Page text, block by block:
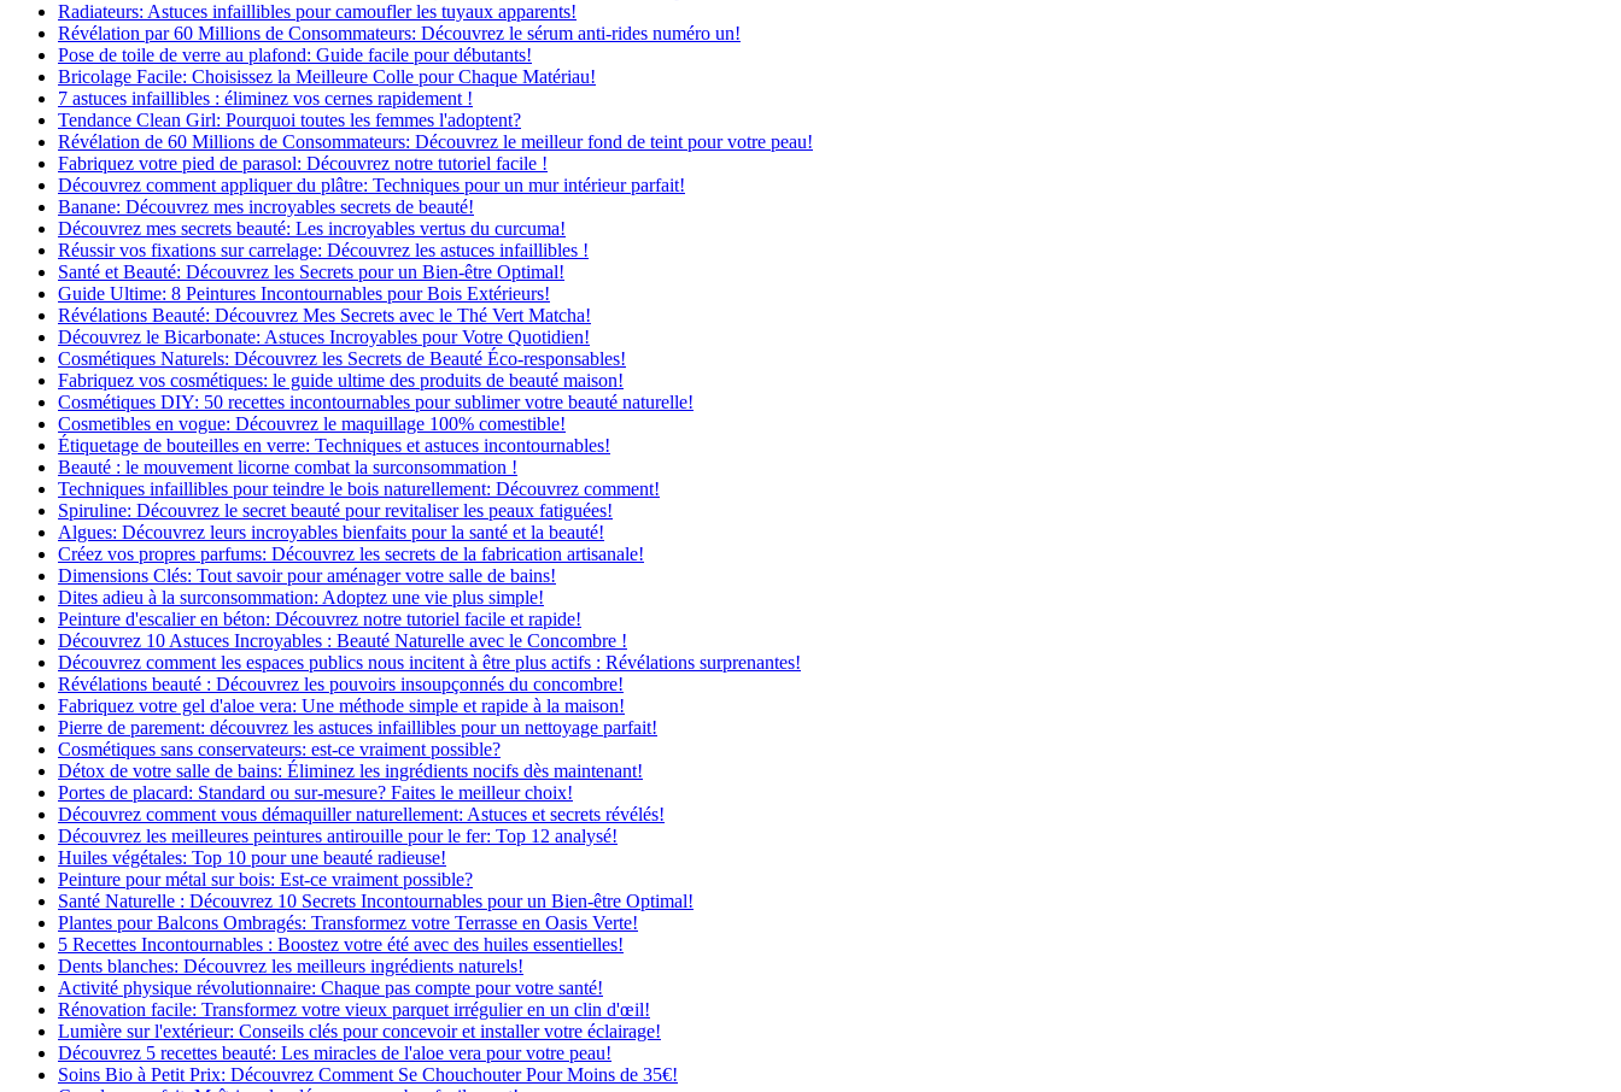
Radiateurs: Astuces infaillibles pour camoufler les tuyaux apparents!
Révélation par 60 Millions de Consommateurs: Découvrez le sérum anti-rides numéro un!
Pose de toile de verre au plafond: Guide facile pour débutants!
Bricolage Facile: Choisissez la Meilleure Colle pour Chaque Matériau!
7 astuces infaillibles : éliminez vos cernes rapidement !
Tendance Clean Girl: Pourquoi toutes les femmes l'adoptent?
Révélation de 60 Millions de Consommateurs: Découvrez le meilleur fond de teint pour votre peau!
Fabriquez votre pied de parasol: Découvrez notre tutoriel facile !
Découvrez comment appliquer du plâtre: Techniques pour un mur intérieur parfait!
Banane: Découvrez mes incroyables secrets de beauté!
Découvrez mes secrets beauté: Les incroyables vertus du curcuma!
Réussir vos fixations sur carrelage: Découvrez les astuces infaillibles !
Santé et Beauté: Découvrez les Secrets pour un Bien-être Optimal!
Guide Ultime: 8 Peintures Incontournables pour Bois Extérieurs!
Révélations Beauté: Découvrez Mes Secrets avec le Thé Vert Matcha!
Découvrez le Bicarbonate: Astuces Incroyables pour Votre Quotidien!
Cosmétiques Naturels: Découvrez les Secrets de Beauté Éco-responsables!
Fabriquez vos cosmétiques: le guide ultime des produits de beauté maison!
Cosmétiques DIY: 50 recettes incontournables pour sublimer votre beauté naturelle!
Cosmetibles en vogue: Découvrez le maquillage 100% comestible!
Étiquetage de bouteilles en verre: Techniques et astuces incontournables!
Beauté : le mouvement licorne combat la surconsommation !
Techniques infaillibles pour teindre le bois naturellement: Découvrez comment!
Spiruline: Découvrez le secret beauté pour revitaliser les peaux fatiguées!
Algues: Découvrez leurs incroyables bienfaits pour la santé et la beauté!
Créez vos propres parfums: Découvrez les secrets de la fabrication artisanale!
Dimensions Clés: Tout savoir pour aménager votre salle de bains!
Dites adieu à la surconsommation: Adoptez une vie plus simple!
Peinture d'escalier en béton: Découvrez notre tutoriel facile et rapide!
Découvrez 10 Astuces Incroyables : Beauté Naturelle avec le Concombre !
Découvrez comment les espaces publics nous incitent à être plus actifs : Révélations surprenantes!
Révélations beauté : Découvrez les pouvoirs insoupçonnés du concombre!
Fabriquez votre gel d'aloe vera: Une méthode simple et rapide à la maison!
Pierre de parement: découvrez les astuces infaillibles pour un nettoyage parfait!
Cosmétiques sans conservateurs: est-ce vraiment possible?
Détox de votre salle de bains: Éliminez les ingrédients nocifs dès maintenant!
Portes de placard: Standard ou sur-mesure? Faites le meilleur choix!
Découvrez comment vous démaquiller naturellement: Astuces et secrets révélés!
Découvrez les meilleures peintures antirouille pour le fer: Top 12 analysé!
Huiles végétales: Top 10 pour une beauté radieuse!
Peinture pour métal sur bois: Est-ce vraiment possible?
Santé Naturelle : Découvrez 10 Secrets Incontournables pour un Bien-être Optimal!
Plantes pour Balcons Ombragés: Transformez votre Terrasse en Oasis Verte!
5 Recettes Incontournables : Boostez votre été avec des huiles essentielles!
Dents blanches: Découvrez les meilleurs ingrédients naturels!
Activité physique révolutionnaire: Chaque pas compte pour votre santé!
Rénovation facile: Transformez votre vieux parquet irrégulier en un clin d'œil!
Lumière sur l'extérieur: Conseils clés pour concevoir et installer votre éclairage!
Découvrez 5 recettes beauté: Les miracles de l'aloe vera pour votre peau!
Soins Bio à Petit Prix: Découvrez Comment Se Chouchouter Pour Moins de 35€!